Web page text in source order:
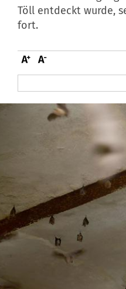
Töll entdeckt wurde,
fort.